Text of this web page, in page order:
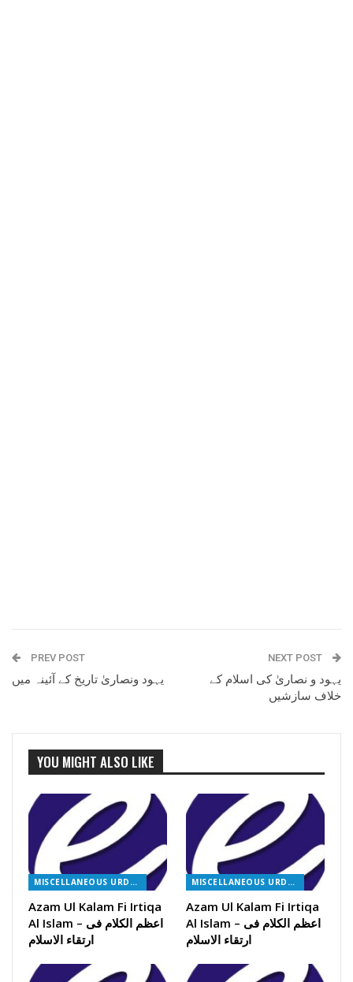
PREV POST
یہود ونصاریٰ تاریخ کے آئینہ میں
NEXT POST
یہود و نصاریٰ کی اسلام کے
خلاف سازشیں
YOU MIGHT ALSO LIKE
MISCELLANEOUS URDU BOOKS
Azam Ul Kalam Fi Irtiqa
Al Islam – اعظم الکلام فی
ارتقاء الاسلام
MISCELLANEOUS URDU BOOKS
Azam Ul Kalam Fi Irtiqa
Al Islam – اعظم الکلام فی
ارتقاء الاسلام